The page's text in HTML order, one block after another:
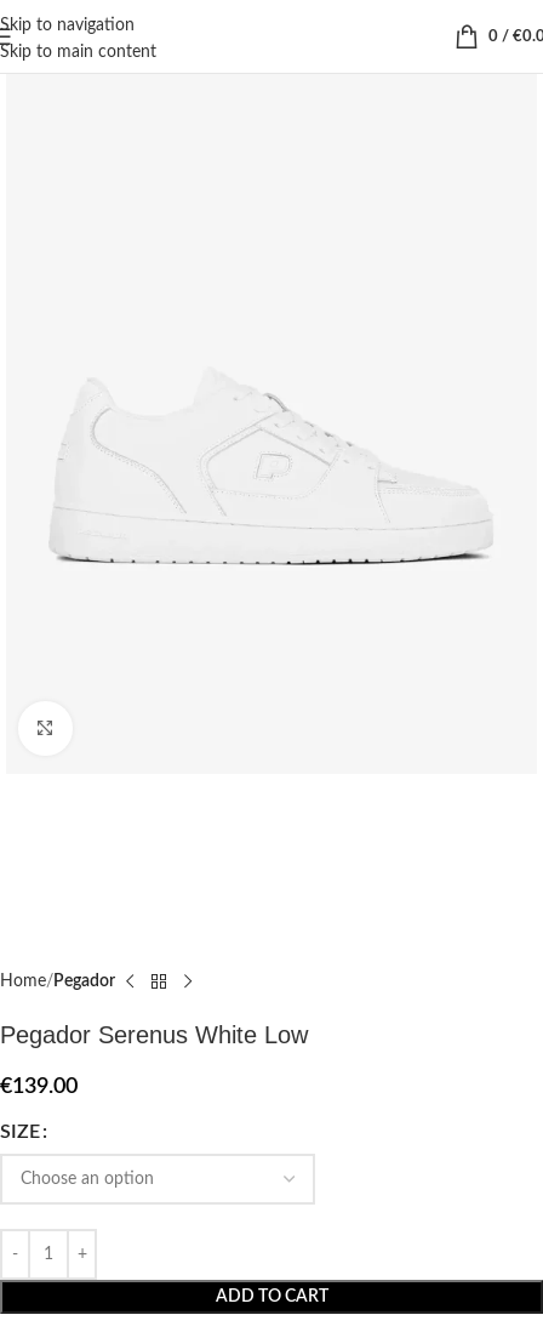
Skip to navigation
Skip to main content
0 / €
Home Pegador​
Pegador Serenus White Low
€139.00
SIZE
ADD TO CART